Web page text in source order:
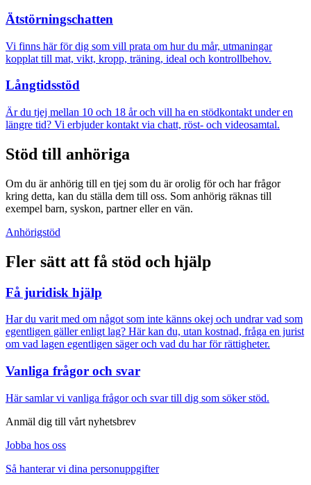
Ätstörningschatten
Vi finns här för dig som vill prata om hur du mår, utmaningar
kopplat till mat, vikt, kropp, träning, ideal och kontrollbehov.
Långtidsstöd
Är du tjej mellan 10 och 18 år och vill ha en stödkontakt under en
längre tid? Vi erbjuder kontakt via chatt, röst- och videosamtal.
Stöd till anhöriga
Om du är anhörig till en tjej som du är orolig för och har frågor
kring detta, kan du ställa dem till oss. Som anhörig räknas till
exempel barn, syskon, partner eller en vän.
Anhörigstöd
Fler sätt att få stöd och hjälp
Få juridisk hjälp
Har du varit med om något som inte känns okej och undrar vad som
egentligen gäller enligt lag? Här kan du, utan kostnad, fråga en jurist
om vad lagen egentligen säger och vad du har för rättigheter.
Vanliga frågor och svar
Här samlar vi vanliga frågor och svar till dig som söker stöd.
Anmäl dig till vårt nyhetsbrev
Jobba hos oss
Så hanterar vi dina personuppgifter